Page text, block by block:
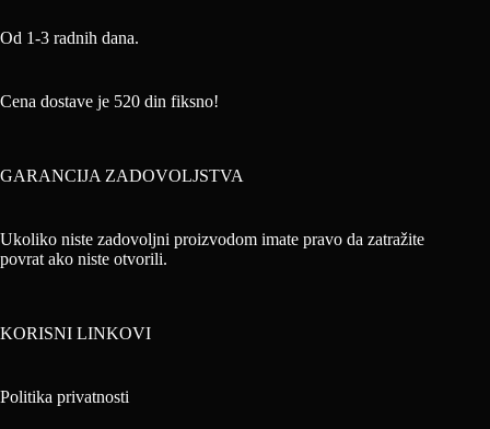
Od 1-3 radnih dana.
Cena dostave je 520 din fiksno!
GARANCIJA ZADOVOLJSTVA
Ukoliko niste zadovoljni proizvodom imate pravo da zatražite
povrat ako niste otvorili.
KORISNI LINKOVI
Politika privatnosti